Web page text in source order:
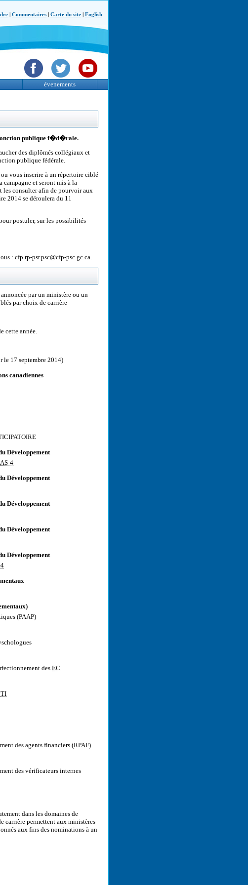
Commentaires Carte du site English
évenements
fonction publique f�d�rale.
des diplômés collégiaux et
publique fédérale.
vous inscrire à un répertoire ciblé
campagne et seront mis à la
les consulter afin de pourvoir aux
2014 se déroulera du 11
postuler, sur les possibilités
: cfp.rp-psr.psc@cfp-psc.gc.ca.
par un ministère ou un
par choix de carrière
cette année.
le 17 septembre 2014)
canadiennes
Développement
AS-4
Développement
Développement
Développement
Développement
(PAAP)
des EC
TI
des agents financiers (RPAF)
des vérificateurs internes
dans les domaines de
carrière permettent aux ministères
aux fins des nominations à un